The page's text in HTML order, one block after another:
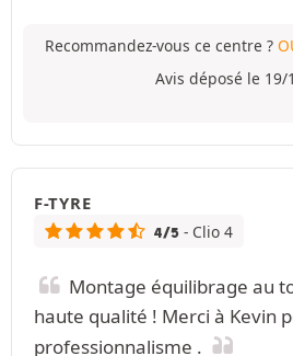
Recommandez-vous ce centre ?
Avis déposé le
F-TYRE
4/5 - Clio 4
Montage équilibrage au
haute qualité ! Merci à Kevin
professionnalisme .